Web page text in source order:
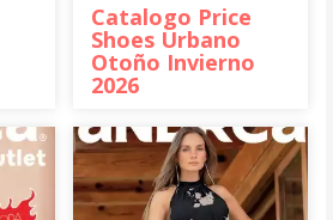
Catalogo Price
Shoes Urbano
Otoño Invierno
2026